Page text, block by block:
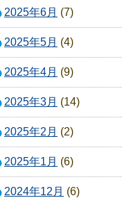
2025年6月 (7)
2025年5月 (4)
2025年4月 (9)
2025年3月 (14)
2025年2月 (2)
2025年1月 (6)
2024年12月 (6)